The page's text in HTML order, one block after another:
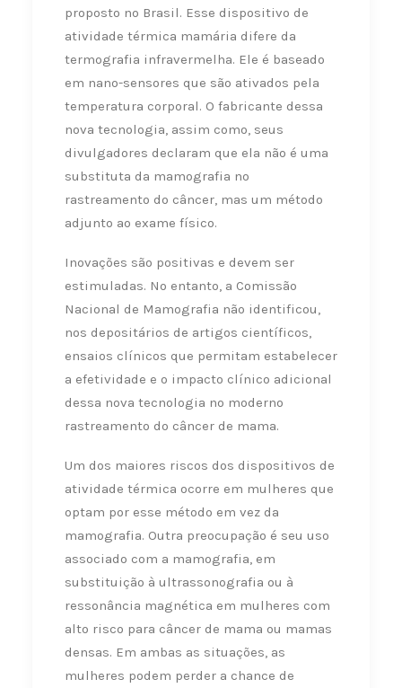
proposto no Brasil. Esse dispositivo de
atividade térmica mamária difere da
termografia infravermelha. Ele é baseado
em nano-sensores que são ativados pela
temperatura corporal. O fabricante dessa
nova tecnologia, assim como, seus
divulgadores declaram que ela não é uma
substituta da mamografia no
rastreamento do câncer, mas um método
adjunto ao exame físico.
Inovações são positivas e devem ser
estimuladas. No entanto, a Comissão
Nacional de Mamografia não identificou,
nos depositários de artigos científicos,
ensaios clínicos que permitam estabelecer
a efetividade e o impacto clínico adicional
dessa nova tecnologia no moderno
rastreamento do câncer de mama.
Um dos maiores riscos dos dispositivos de
atividade térmica ocorre em mulheres que
optam por esse método em vez da
mamografia. Outra preocupação é seu uso
associado com a mamografia, em
substituição à ultrassonografia ou à
ressonância magnética em mulheres com
alto risco para câncer de mama ou mamas
densas. Em ambas as situações, as
mulheres podem perder a chance de